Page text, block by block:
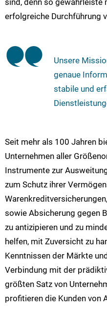
sind, denn so
erfolgreiche Durchführung
Unsere
genaue
stabile und
Seit mehr als 100 Jahren
Unternehmen aller
Instrumente zur
zum Schutz ihrer
sowie Absicherung gegen
zu antizipieren und zu
helfen, mit Zuversicht zu
Kenntnissen der Märkte
Verbindung mit der
größten Satz von
profitieren die Kunden von